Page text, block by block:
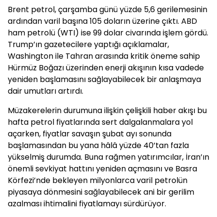
Brent petrol, çarşamba günü yüzde 5,6 gerilemesinin
ardından varil başına 105 doların üzerine çıktı. ABD
ham petrolü (WTI) ise 99 dolar civarında işlem gördü.
Trump’ın gazetecilere yaptığı açıklamalar,
Washington ile Tahran arasında kritik öneme sahip
Hürmüz Boğazı üzerinden enerji akışının kısa vadede
yeniden başlamasını sağlayabilecek bir anlaşmaya
dair umutları artırdı.
Müzakerelerin durumuna ilişkin çelişkili haber akışı bu
hafta petrol fiyatlarında sert dalgalanmalara yol
açarken, fiyatlar savaşın şubat ayı sonunda
başlamasından bu yana hâlâ yüzde 40’tan fazla
yükselmiş durumda. Buna rağmen yatırımcılar, İran’ın
önemli sevkiyat hattını yeniden açmasını ve Basra
Körfezi’nde bekleyen milyonlarca varil petrolün
piyasaya dönmesini sağlayabilecek ani bir gerilim
azalması ihtimalini fiyatlamayı sürdürüyor.